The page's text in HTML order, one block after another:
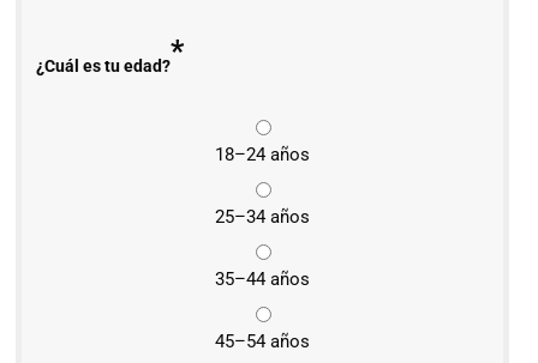
¿Cuál es tu edad?*
18–24 años
25–34 años
35–44 años
45–54 años